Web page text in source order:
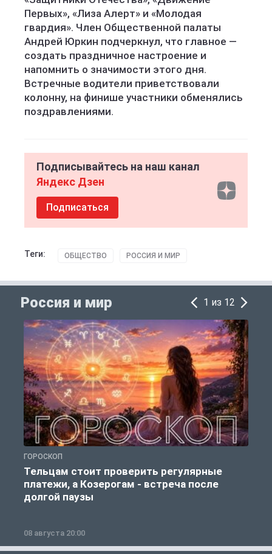
Первых», «Лиза Алерт» и «Молодая
гвардия». Член Общественной палаты
Андрей Юркин подчеркнул, что главное —
создать праздничное настроение и
напомнить о значимости этого дня.
Встречные водители приветствовали
колонну, на финише участники обменялись
поздравлениями.
Подписывайтесь на наш канал
Яндекс Дзен
Подписаться
Теги: ОБЩЕСТВО РОССИЯ И МИР
Россия и мир 1 из 12
ГОРОСКОП
Тельцам стоит проверить регулярные
платежи, а Козерогам - встреча после
долгой паузы
08 августа 20:00